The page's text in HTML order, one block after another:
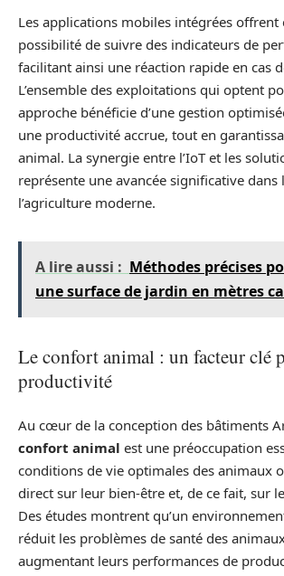
Les applications mobiles intégrées offrent
possibilité de suivre des indicateurs de
facilitant ainsi une réaction rapide en cas
L’ensemble des exploitations qui optent
approche bénéficie d’une gestion
une productivité accrue, tout en
animal. La synergie entre l’IoT et les
représente une avancée significative dans
l’agriculture moderne.
A lire aussi : Méthodes précises
une surface de jardin en mètres
Le confort animal : un facteur clé
productivité
Au cœur de la conception des bâtiments
confort animal est une préoccupation
conditions de vie optimales des animaux
direct sur leur bien-être et, de ce fait, sur
Des études montrent qu’un
réduit les problèmes de santé des
augmentant leurs performances de